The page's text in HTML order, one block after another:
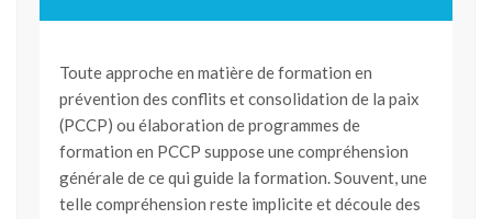
Toute approche en matière de formation en
prévention des conflits et consolidation de la paix
(PCCP) ou élaboration de programmes de
formation en PCCP suppose une compréhension
générale de ce qui guide la formation. Souvent, une
telle compréhension reste implicite et découle des